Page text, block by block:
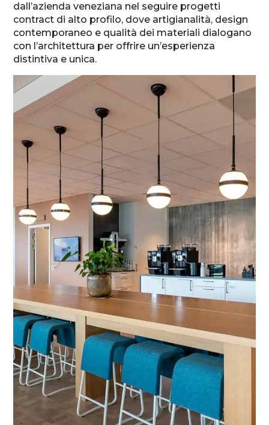
dall’azienda veneziana nel seguire progetti
contract di alto profilo, dove artigianalità, design
contemporaneo e qualità dei materiali dialogano
con l’architettura per offrire un’esperienza
distintiva e unica.